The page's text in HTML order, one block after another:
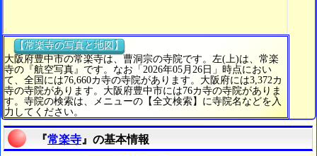
【常楽寺の写真と地図】
大阪府豊中市の常楽寺は、曹洞宗の寺院です。左(上)は、常楽
寺の『航空写真』です。なお「2026年05月26日」時点におい
て、全国には76,660カ寺の寺院があります。大阪府には3,372カ
寺の寺院があります。大阪府豊中市には76カ寺の寺院がありま
す。寺院の検索は、メニューの【全文検索】に寺院名などを入
力してください。
『常楽寺 』の基本情報